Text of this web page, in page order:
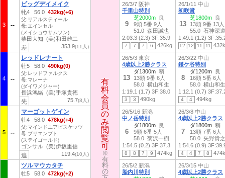
有
料
会
員
の
み
閲
覧
可
※
有
料
の
3
ビッグデイメイク
牝4 56.0 432kg(+6)
父:リアルスティール
母:エインセル
(メイショウサムソン)
柴田大知 (美)和田雄二
353.9(11人)
差
4
レッドレナート
牡5 58.0 490kg(0)
父:レッドファルクス
母:マレーナ
(ダイワメジャー)
長浜鴻緒 (美)手塚貴徳
75.7(8人)
先
5
マーゴットゲイン
牡4 58.0 478kg(+4)
父:マインドユアビスケッツ
母:プリエンプト
(ステイゴールド)
ゴンサル (美)伊坂重信
119.4(10人)
追
ツルマウカタチ
牡5 58.0 472kg(+2)
有
料
会
員
の
み
閲
覧
可
※
有
料
の
26/3/7 阪神
千里山特別
9
芝2000m 良
9頭 5番 9人
51.0 森田誠也
2:03.3 (2.3) 3F:35.9
7 7 7 6 426kg
26/1/11 中山
初咲賞
13
芝1800m 良
13頭 9番 13人
55.0 石神深道
1:49.1 (1.2)
12 12 11 11
26/5/3 東京
4歳以上2勝クラス
13
ダ1300m 稍
13頭 9番 6人
58.0 横山和生
1:19.1 (1.7) 3F:38.0
3 3 490kg
26/3/22 中山
鎌ケ谷特別
8
ダ1200m 良
16頭 5番 6人
58.0 横山和生
1:12.1 (0.7)
4 4 494kg
26/5/16 新潟
中ノ岳特別
6
ダ1800m 良
9頭 6番 5人
58.0 菊沢一樹
1:54.5 (0.2) 3F:37.3
8 8 7 9 474kg
26/3/8 中山
4歳以上2勝クラス
7
ダ1800m 稍
13頭 7番 6人
58.0 矢野貴之
1:54.6 (0.9)
4 4 7 8
26/5/2 新潟
胎内川特別
26/3/15 中山
4歳以上2勝クラス